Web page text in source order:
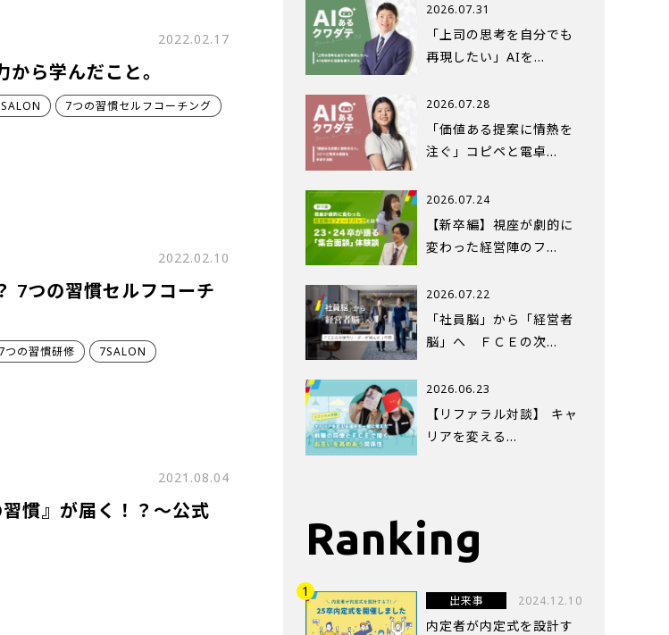
2022.02.17
ら学んだこと。
7つの習慣セルフコーチング
2022.02.10
7つの習慣セルフコーチ
7つの習慣研修
7SALON
2021.08.04
慣』が届く！？～公式
2026.07.31
「上司の思考を自分でも
再現したい」AIを…
2026.07.28
「価値ある提案に情熱を
注ぐ」コピペと電卓…
2026.07.24
【新卒編】視座が劇的に
変わった経営陣のフ…
2026.07.22
「社員脳」から「経営者
脳」へ ＦＣＥの次…
2026.06.23
【リファラル対談】 キャ
リアを変える…
Ranking
出来事 2024.12.10
内定者が内定式を設計す